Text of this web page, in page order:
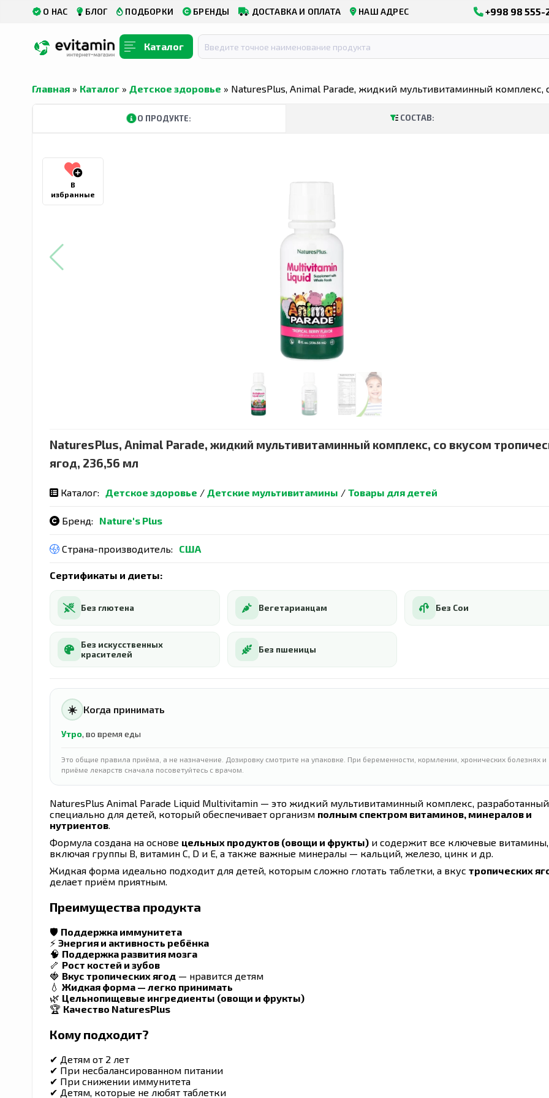
О НАС БЛОГ ПОДБОРКИ БРЕНДЫ ДОСТАВКА И ОПЛАТА НАШ АДРЕС +998 98 555-
Каталог
Главная » Каталог » Детское здоровье » NaturesPlus, Animal Parade, жидкий мультивитаминный комплекс,
О ПРОДУКТЕ: СОСТАВ:
КУПИТЬ В ТАШКЕНТСКОЙ ОБЛАСТИ
В
избранные
NaturesPlus, Animal Parade, жидкий мультивитаминный комплекс, со вкусом
ягод, 236,56 мл
Каталог: Детское здоровье / Детские мультивитамины / Товары для детей
Бренд: Nature's Plus
Страна-производитель: США
Сертификаты и диеты:
Без глютена Вегетарианцам Без Сои
Без искусственных
красителей
Без пшеницы
☀️ Когда принимать
Утро, во время еды
Это общие правила приёма, а не назначение. Дозировку смотрите на упаковке. При беременности, кормлении, хронических болезнях и
приёме лекарств сначала посоветуйтесь с врачом.
NaturesPlus Animal Parade Liquid Multivitamin — это жидкий мультивитаминный комплекс, разработанный
специально для детей, который обеспечивает организм полным спектром витаминов, минералов и
нутриентов
Формула создана на основе цельных продуктов (овощи и фрукты) и содержит все ключевые витамины,
включая группы B, витамин C, D и E, а также важные минералы — кальций, железо, цинк и др.
Жидкая форма идеально подходит для детей, которым сложно глотать таблетки, а вкус тропических
делает приём приятным.
Преимущества продукта
🛡 Поддержка иммунитета
⚡ Энергия и активность ребёнка
🧠 Поддержка развития мозга
🦴 Рост костей и зубов
🍓 Вкус тропических ягод — нравится детям
💧 Жидкая форма — легко принимать
🌿 Цельнопищевые ингредиенты (овощи и фрукты)
🏆 Качество NaturesPlus
Кому подходит?
✔ Детям от 2 лет
✔ При несбалансированном питании
✔ При снижении иммунитета
✔ Детям, которые не любят таблетки